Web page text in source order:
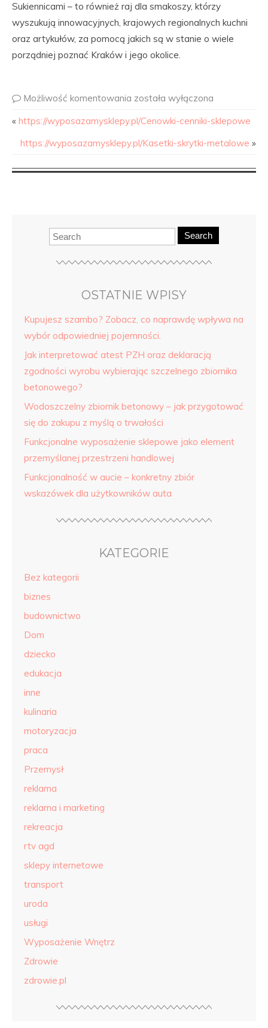
Sukiennicami – to również raj dla smakoszy, którzy
wyszukują innowacyjnych, krajowych regionalnych kuchni
oraz artykułów, za pomocą jakich są w stanie o wiele
porządniej poznać Kraków i jego okolice.
Możliwość komentowania została wyłączona
« https://wyposazamysklepy.pl/Cenowki-cenniki-sklepowe
https://wyposazamysklepy.pl/Kasetki-skrytki-metalowe »
Search
OSTATNIE WPISY
Kupujesz szambo? Zobacz, co naprawdę wpływa na
wybór odpowiedniej pojemności.
Jak interpretować atest PZH oraz deklaracją
zgodności wyrobu wybierając szczelnego zbiornika
betonowego?
Wodoszczelny zbiornik betonowy – jak przygotować
się do zakupu z myślą o trwałości
Funkcjonalne wyposażenie sklepowe jako element
przemyślanej przestrzeni handlowej
Funkcjonalność w aucie – konkretny zbiór
wskazówek dla użytkowników auta
KATEGORIE
Bez kategorii
biznes
budownictwo
Dom
dziecko
edukacja
inne
kulinaria
motoryzacja
praca
Przemysł
reklama
reklama i marketing
rekreacja
rtv agd
sklepy internetowe
transport
uroda
usługi
Wyposażenie Wnętrz
Zdrowie
zdrowie.pl